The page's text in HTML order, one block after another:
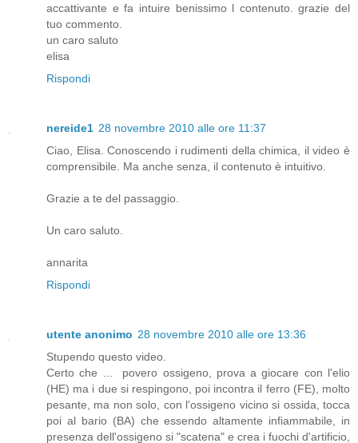
accattivante e fa intuire benissimo l contenuto. grazie del
tuo commento.
un caro saluto
elisa
Rispondi
nereide1 28 novembre 2010 alle ore 11:37
Ciao, Elisa. Conoscendo i rudimenti della chimica, il video è
comprensibile. Ma anche senza, il contenuto è intuitivo.
Grazie a te del passaggio.
Un caro saluto.
annarita
Rispondi
utente anonimo 28 novembre 2010 alle ore 13:36
Stupendo questo video.
Certo che ... povero ossigeno, prova a giocare con l'elio
(HE) ma i due si respingono, poi incontra il ferro (FE), molto
pesante, ma non solo, con l'ossigeno vicino si ossida, tocca
poi al bario (BA) che essendo altamente infiammabile, in
presenza dell'ossigeno si "scatena" e crea i fuochi d'artificio,